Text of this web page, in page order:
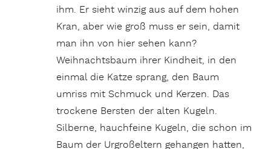
ihm. Er sieht winzig aus auf dem hohen
Kran, aber wie groß muss er sein, damit
man ihn von hier sehen kann?
Weihnachtsbaum ihrer Kindheit, in den
einmal die Katze sprang, den Baum
umriss mit Schmuck und Kerzen. Das
trockene Bersten der alten Kugeln.
Silberne, hauchfeine Kugeln, die schon im
Baum der Urgroßeltern gehangen hatten,